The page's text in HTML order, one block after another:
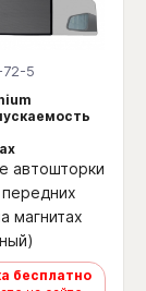
72-5
автошторки
магнитах
бесплатно